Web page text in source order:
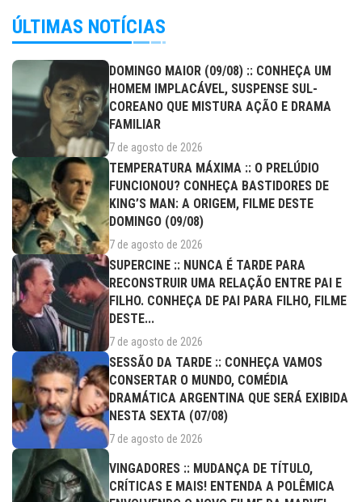
ÚLTIMAS NOTÍCIAS
DOMINGO MAIOR (09/08) :: CONHEÇA UM
HOMEM IMPLACÁVEL, SUSPENSE SUL-
COREANO QUE MISTURA AÇÃO E DRAMA
FAMILIAR
7 de agosto de 2026
TEMPERATURA MÁXIMA :: O PRELÚDIO
FUNCIONOU? CONHEÇA BASTIDORES DE
KING’S MAN: A ORIGEM, FILME DESTE
DOMINGO (09/08)
7 de agosto de 2026
SUPERCINE :: NUNCA É TARDE PARA
RECONSTRUIR UMA RELAÇÃO ENTRE PAI E
FILHO. CONHEÇA DE PAI PARA FILHO, FILME
DESTE...
7 de agosto de 2026
SESSÃO DA TARDE :: CONHEÇA VAMOS
CONSERTAR O MUNDO, COMÉDIA
DRAMÁTICA ARGENTINA QUE SERÁ EXIBIDA
NESTA SEXTA (07/08)
7 de agosto de 2026
VINGADORES :: MUDANÇA DE TÍTULO,
CRÍTICAS E MAIS! ENTENDA A POLÊMICA